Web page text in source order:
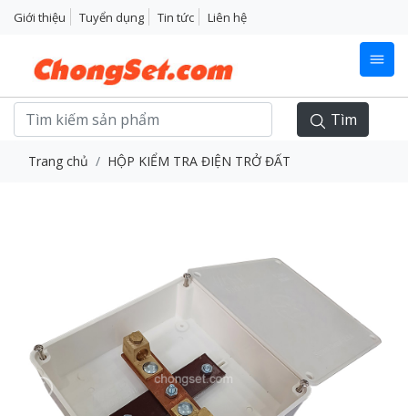
Giới thiệu Tuyển dụng Tin tức Liên hệ
Tìm
Trang chủ HỘP KIỂM TRA ĐIỆN TRỞ ĐẤT
Previous